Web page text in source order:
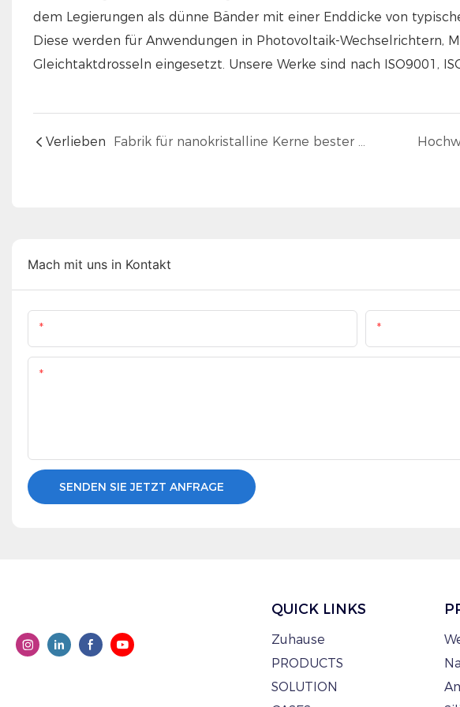
dem Legierungen als dünne Bänder mit einer Enddicke von
Diese werden für Anwendungen in Photovoltaik-Wechselrichtern,
Gleichtaktdrosseln eingesetzt. Unsere Werke sind nach ISO9001,
Verlieben Fabrik für nanokristalline Kerne bester Qualität
Mach mit uns in Kontakt
SENDEN SIE JETZT ANFRAGE
QUICK LINKS
Zuhause
PRODUCTS
SOLUTION